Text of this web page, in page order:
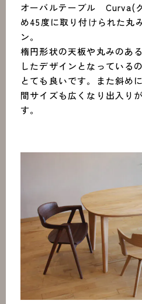
オーバルテーブル Curva(
め45度に取り付けられた丸
ン。
楕円形状の天板や丸みのあ
したデザインとなっている
とても良いです。また斜め
間サイズも広くなり出入り
す。